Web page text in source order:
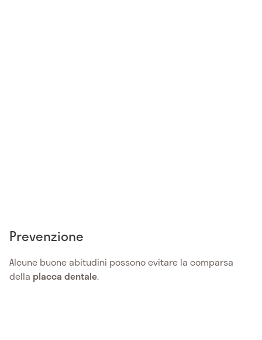
Prevenzione
Alcune buone abitudini possono evitare la comparsa
della placca dentale.